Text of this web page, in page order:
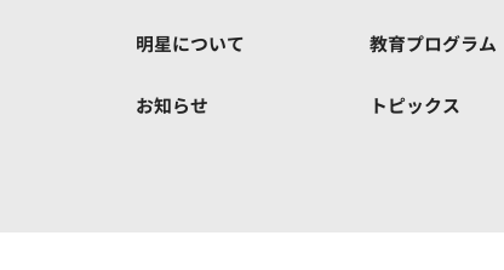
明星について 教育プログラム
お知らせ トピックス